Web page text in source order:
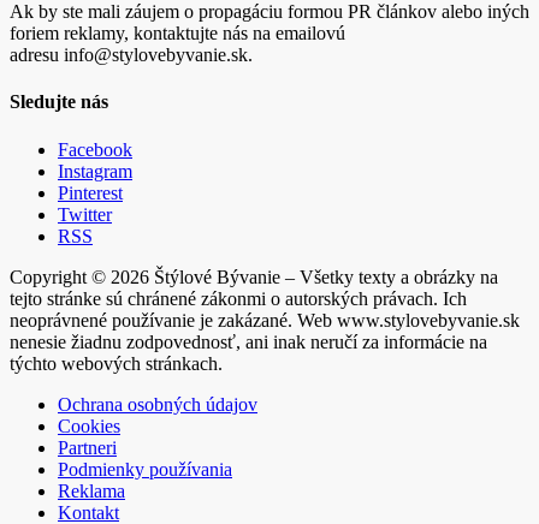
Ak by ste mali záujem o propagáciu formou PR článkov alebo iných
foriem reklamy, kontaktujte nás na emailovú
adresu info@stylovebyvanie.sk.
Sledujte nás
Facebook
Instagram
Pinterest
Twitter
RSS
Copyright © 2026 Štýlové Bývanie – Všetky texty a obrázky na
tejto stránke sú chránené zákonmi o autorských právach. Ich
neoprávnené používanie je zakázané. Web www.stylovebyvanie.sk
nenesie žiadnu zodpovednosť, ani inak neručí za informácie na
týchto webových stránkach.
Ochrana osobných údajov
Cookies
Partneri
Podmienky používania
Reklama
Kontakt